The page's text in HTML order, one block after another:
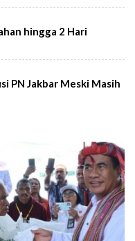
hingga 2 Hari
PN Jakbar Meski Masih